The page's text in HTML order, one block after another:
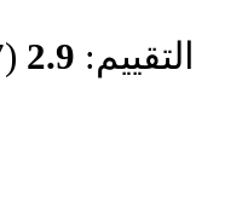
التقييم: 2.9 (2577 مرات التقييم)